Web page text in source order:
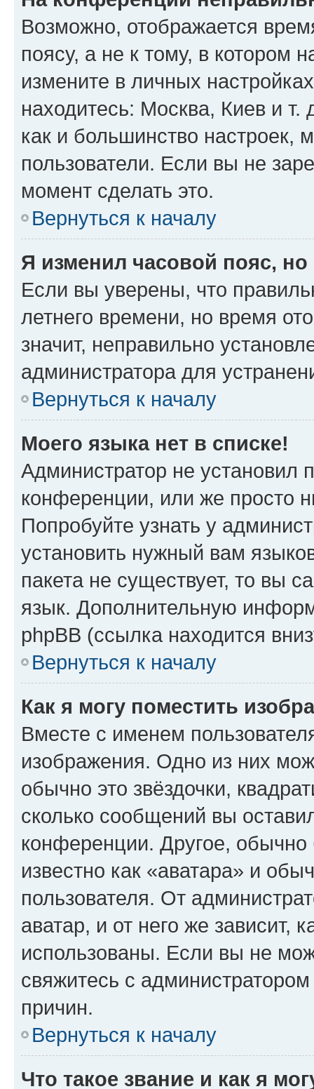
Возможно, отображается
поясу, а не к тому, в котором
измените в личных
находитесь: Москва, Киев и т.
как и большинство настроек,
пользователи. Если вы не
момент сделать это.
Вернуться к началу
Я изменил часовой пояс,
Если вы уверены, что
летнего времени, но время
значит, неправильно
администратора для
Вернуться к началу
Моего языка нет в списке!
Администратор не установил
конференции, или же просто
Попробуйте узнать у
установить нужный вам
пакета не существует, то вы
язык. Дополнительную
phpBB (ссылка находится
Вернуться к началу
Как я могу поместить
Вместе с именем
изображения. Одно из них
обычно это звёздочки,
сколько сообщений вы
конференции. Другое,
известно как «аватара» и
пользователя. От
аватар, и от него же зависит,
использованы. Если вы не
свяжитесь с
причин.
Вернуться к началу
Что такое звание и как я